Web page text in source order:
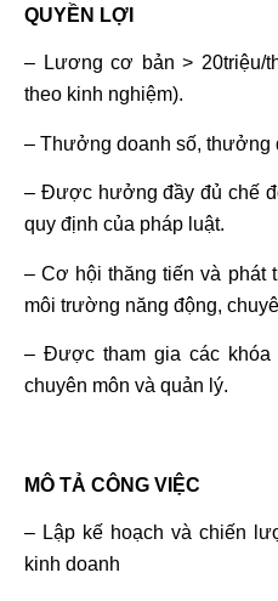
QUYỀN LỢI
– Lương cơ bản > 20triệu/
theo kinh nghiệm).
– Thưởng doanh số, thưởng
– Được hưởng đầy đủ chế
quy định của pháp luật.
– Cơ hội thăng tiến và phát
môi trường năng động,
– Được tham gia các khóa
chuyên môn và quản lý.
MÔ TẢ CÔNG VIỆC
– Lập kế hoạch và chiến
kinh doanh